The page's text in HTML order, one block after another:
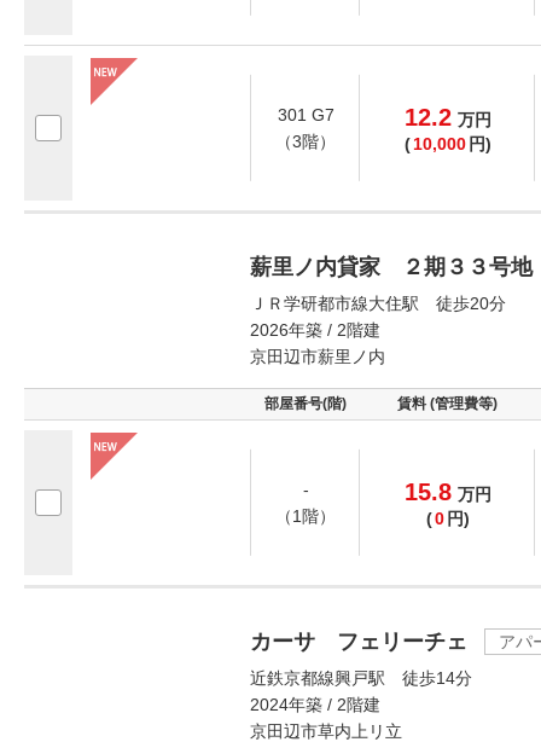
301 G7
（3階）
12.2 万円
( 10,000 円)
薪里ノ内貸家 ２期３３号地
ＪＲ学研都市線大住駅 徒歩20分
2026年築 / 2階建
京田辺市薪里ノ内
部屋番号(階) 賃料 (管理費等)
-
（1階）
15.8 万円
(0 円)
カーサ フェリーチェ
アパ
近鉄京都線興戸駅 徒歩14分
2024年築 / 2階建
京田辺市草内上リ立